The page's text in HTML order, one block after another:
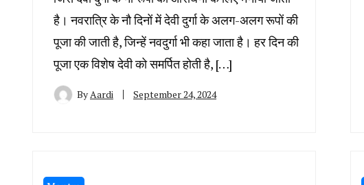
है। नवरात्रि के नौ दिनों में देवी दुर्गा के अलग-अलग रूपों की
पूजा की जाती है, जिन्हें नवदुर्गा भी कहा जाता है। हर दिन की
पूजा एक विशेष देवी को समर्पित होती है, […]
ByAardi September 24, 2024